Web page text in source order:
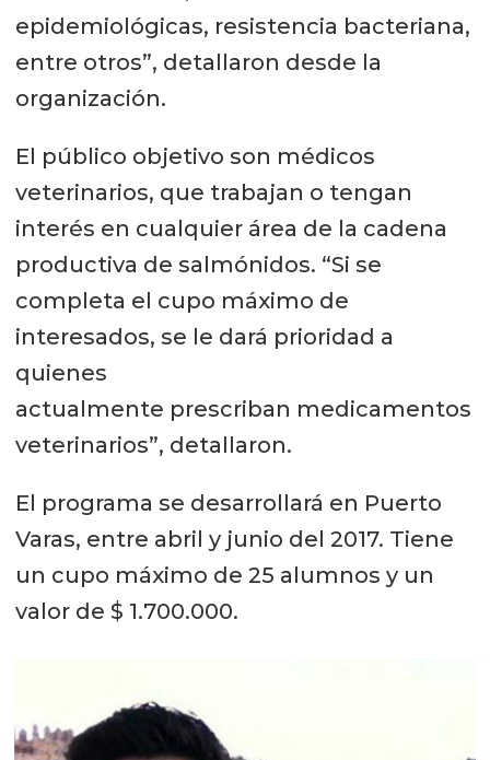
epidemiológicas, resistencia bacteriana,
entre otros”, detallaron desde la
organización.
El público objetivo son médicos
veterinarios, que trabajan o tengan
interés en cualquier área de la cadena
productiva de salmónidos. “Si se
completa el cupo máximo de
interesados, se le dará prioridad a
quienes
actualmente prescriban medicamentos
veterinarios”, detallaron.
El programa se desarrollará en Puerto
Varas, entre abril y junio del 2017. Tiene
un cupo máximo de 25 alumnos y un
valor de $ 1.700.000.